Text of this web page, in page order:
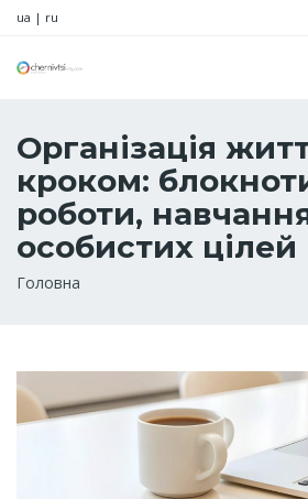
ua | ru
Організація
кроком:
роботи,
особистих цілей
Рядок
Головна